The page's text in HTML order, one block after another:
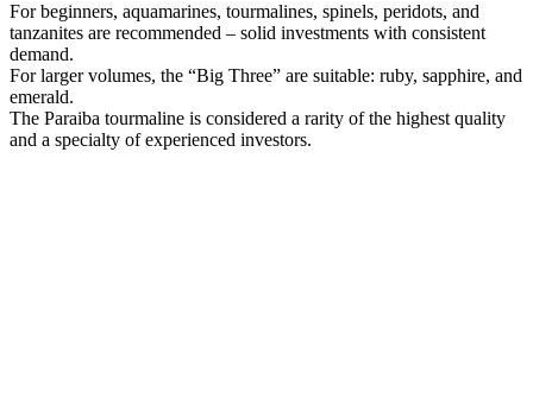
For beginners, aquamarines, tourmalines, spinels, peridots, and
tanzanites are recommended – solid investments with consistent
demand.
For larger volumes, the “Big Three” are suitable: ruby, sapphire, and
emerald.
The Paraiba tourmaline is considered a rarity of the highest quality
and a specialty of experienced investors.